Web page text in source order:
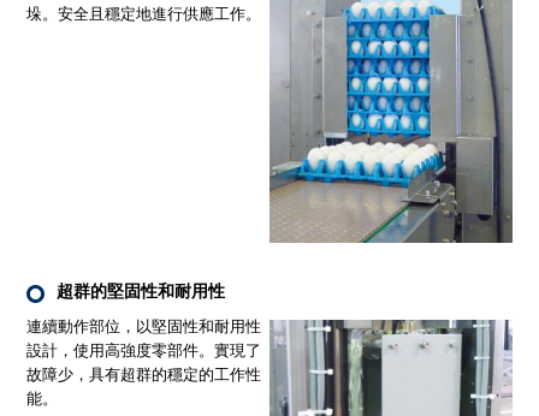
垛。安全且穩定地進行供應工作。
超群的堅固性和耐用性
連續動作部位，以堅固性和耐用性
設計，使用高強度零部件。實現了
故障少，具有超群的穩定的工作性
能。